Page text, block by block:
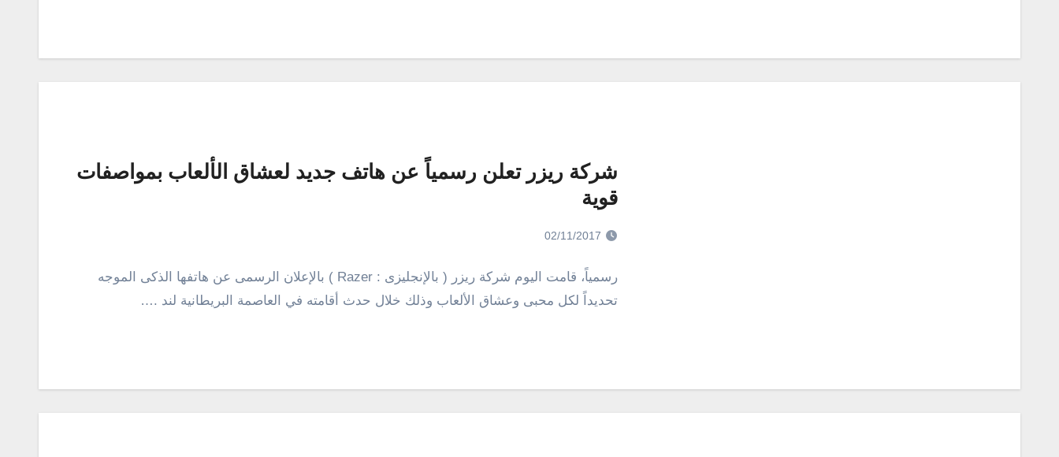
شركة ريزر تعلن رسمياً عن هاتف جديد لعشاق الألعاب بمواصفات
قوية
02/11/2017
رسمياً، قامت اليوم شركة ريزر ( بالإنجليزى : Razer ) بالإعلان الرسمى عن هاتفها الذكى الموجه
تحديداً لكل محبى وعشاق الألعاب وذلك خلال حدث أقامته في العاصمة البريطانية لند .…